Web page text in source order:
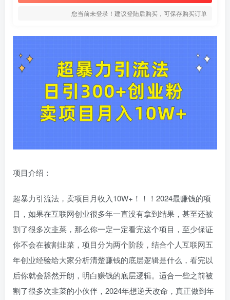
您当前未登录！建议登陆后购买，可保存购买订单
项目介绍：
超暴力引流法，卖项目月收入10W+！！！2024最赚钱的项
目，如果在互联网创业很多年一直没有拿到结果，甚至还被
割了很多次韭菜，那么你一定一定看完这个项目，至少保证
你不会在被割韭菜，项目分为两个阶段，结合个人互联网五
年创业经验给大家分析清楚赚钱的底层逻辑是什么，看完以
后你就会豁然开朗，明白赚钱的底层逻辑。适合一些之前被
割了很多次韭菜的小伙伴，2024年想逆天改命，真正做到年